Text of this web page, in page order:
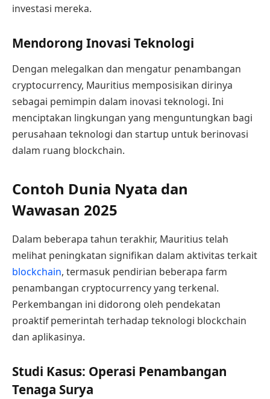
investasi mereka.
Mendorong Inovasi Teknologi
Dengan melegalkan dan mengatur penambangan
cryptocurrency, Mauritius memposisikan dirinya
sebagai pemimpin dalam inovasi teknologi. Ini
menciptakan lingkungan yang menguntungkan bagi
perusahaan teknologi dan startup untuk berinovasi
dalam ruang blockchain.
Contoh Dunia Nyata dan
Wawasan 2025
Dalam beberapa tahun terakhir, Mauritius telah
melihat peningkatan signifikan dalam aktivitas terkait
blockchain, termasuk pendirian beberapa farm
penambangan cryptocurrency yang terkenal.
Perkembangan ini didorong oleh pendekatan
proaktif pemerintah terhadap teknologi blockchain
dan aplikasinya.
Studi Kasus: Operasi Penambangan
Tenaga Surya